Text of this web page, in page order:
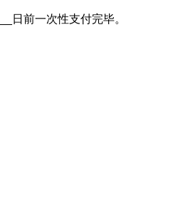
日前一次性支付完毕。